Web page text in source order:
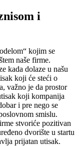
i
kojim se
naše firme.
kada dolaze u našu
koji će steći o
važno je da prostor
koji kompanija
i pre nego se
smislu.
stvoriće pozitivan
dvorište u startu
prijatan utisak.